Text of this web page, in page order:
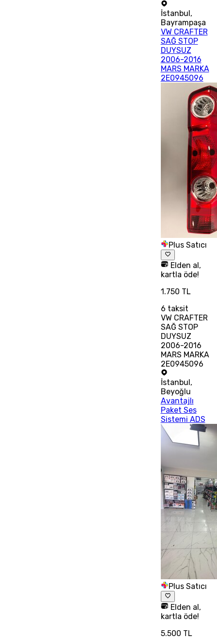
İstanbul,
Bayrampaşa
VW CRAFTER
SAĞ STOP
DUYSUZ
2006-2016
MARS MARKA
2E0945096
Plus Satıcı
Elden al,
kartla öde!
1.750 TL
6 taksit
VW CRAFTER
SAĞ STOP
DUYSUZ
2006-2016
MARS MARKA
2E0945096
İstanbul ,
Beyoğlu
Avantajlı
Paket Ses
Sistemi ADS
Plus Satıcı
Elden al,
kartla öde!
5.500 TL